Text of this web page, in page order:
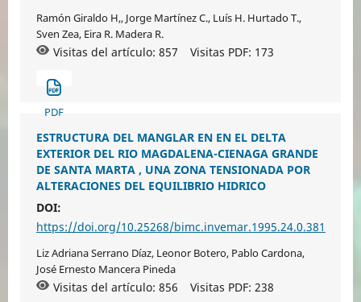
Ramón Giraldo H,, Jorge Martínez C., Luís H. Hurtado T.,
Sven Zea, Eira R. Madera R.
Visitas del artículo: 857 Visitas PDF: 173
PDF
ESTRUCTURA DEL MANGLAR EN EN EL DELTA
EXTERIOR DEL RIO MAGDALENA-CIENAGA GRANDE
DE SANTA MARTA , UNA ZONA TENSIONADA POR
ALTERACIONES DEL EQUILIBRIO HIDRICO
DOI:
https://doi.org/10.25268/bimc.invemar.1995.24.0.381
Liz Adriana Serrano Díaz, Leonor Botero, Pablo Cardona,
José Ernesto Mancera Pineda
Visitas del artículo: 856 Visitas PDF: 238